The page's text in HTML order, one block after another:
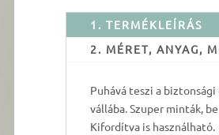
1. TERMÉKLEÍRÁS
2. MÉRET, ANYAG,
Puhává teszi a
vállába. Szuper minták,
Kifordítva is